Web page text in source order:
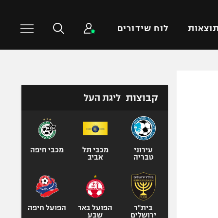
תוצאות לוח שידורים
טניס
כדורעף
ספורט אולימפי
קבוצות ליגת העל
עירוני
טבריה
מכבי תל
אביב
מכבי חיפה
בית"ר
ירושלים
הפועל באר
שבע
הפועל חיפה